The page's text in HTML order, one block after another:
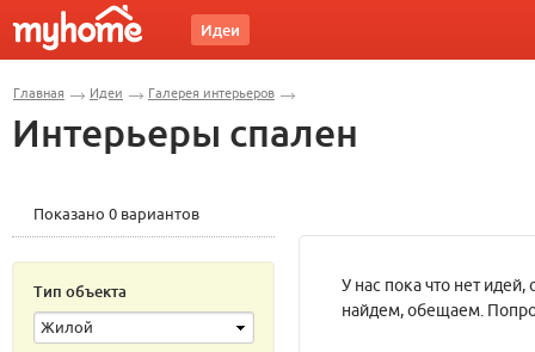
Идеи
Главная Идеи Галерея интерьеров
Интерьеры спален
Показано 0 вариантов
Тип объекта
Жилой
У нас пока что нет
найдем, обещаем.